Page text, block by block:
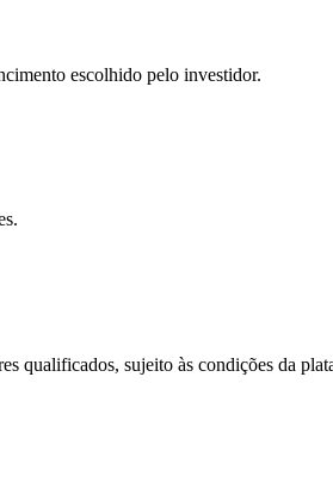
escolhido pelo investidor.
qualificados, sujeito às condições da